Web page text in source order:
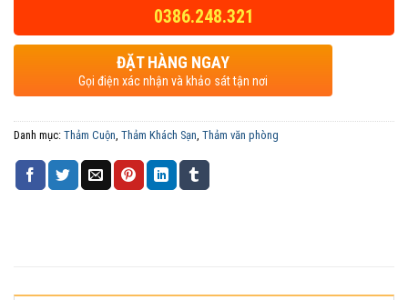
0386.248.321
ĐẶT HÀNG NGAY
Gọi điện xác nhận và khảo sát tận nơi
Danh mục: Thảm Cuộn Thảm Khách Sạn Thảm văn phòng